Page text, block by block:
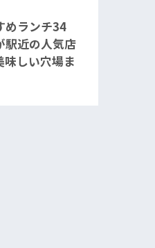
めランチ34
駅近の人気店
味しい穴場ま